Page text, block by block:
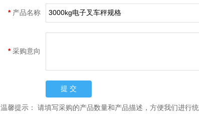
* 产品名称
*采购意向
温馨提示： 请填写采购的产品数量和产品描述，方便我们进行统